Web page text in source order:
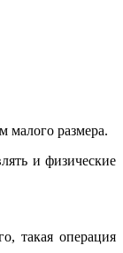
малого размера.
и физические
такая операция